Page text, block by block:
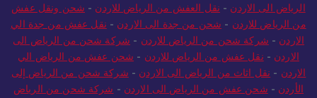
الرياض الى الاردن - نقل العفش من الرياض للاردن - شحن ونقل عفش
من الرياض للاردن - شحن من جدة الى الاردن - نقل عفش من جدة الي
الاردن - شركة شحن من الرياض للاردن - شركة شحن من الرياض الى
الاردن - نقل عفش من الرياض للاردن - شحن عفش من الرياض الي
الاردن - نقل اثاث من الرياض الى الاردن - شركة شحن من الرياض إلى
الأردن - شحن عفش من الرياض الى الاردن - شركة شحن من الرياض